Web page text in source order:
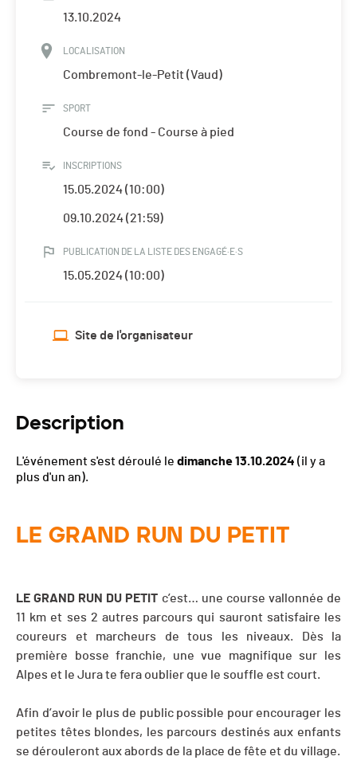
13.10.2024
LOCALISATION
Combremont-le-Petit (Vaud)
SPORT
Course de fond - Course à pied
INSCRIPTIONS
15.05.2024 (10:00)
09.10.2024 (21:59)
PUBLICATION DE LA LISTE DES ENGAGÉ·E·S
15.05.2024 (10:00)
Site de l'organisateur
Description
L'événement s'est déroulé le dimanche 13.10.2024 (il y a
plus d'un an).
LE GRAND RUN DU PETIT
LE GRAND RUN DU PETIT c’est… une course vallonnée de
11 km et ses 2 autres parcours qui sauront satisfaire les
coureurs et marcheurs de tous les niveaux. Dès la
première bosse franchie, une vue magnifique sur les
Alpes et le Jura te fera oublier que le souffle est court.
Afin d’avoir le plus de public possible pour encourager les
petites têtes blondes, les parcours destinés aux enfants
se dérouleront aux abords de la place de fête et du village.